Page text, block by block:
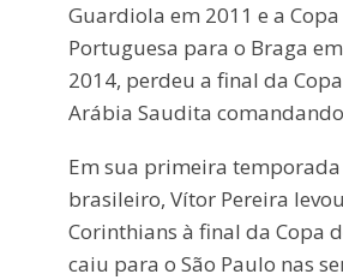
Guardiola em 2011 e a
Portuguesa para o Braga
2014, perdeu a final da
Arábia Saudita
Em sua primeira
brasileiro, Vítor Pereira
Corinthians à final da Copa
caiu para o São Paulo nas